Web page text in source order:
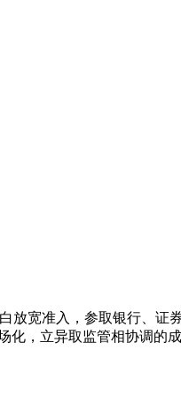
宽准入，参取银行、证
，立异取监管相协调的